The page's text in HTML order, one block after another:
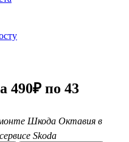
по 43
Шкода Октавия в
Skoda